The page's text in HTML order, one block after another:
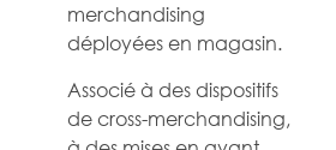
merchandising
déployées en magasin.
Associé à des dispositifs
de cross-merchandising,